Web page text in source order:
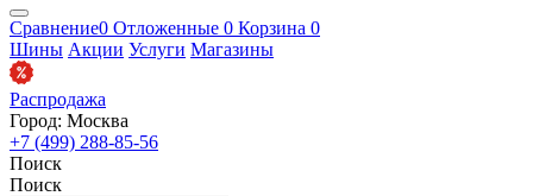
Сравнение0 Отложенные 0 Корзина 0
Шины Акции Услуги Магазины
Распродажа
Город: Москва
+7 (499) 288-85-56
Поиск
Поиск